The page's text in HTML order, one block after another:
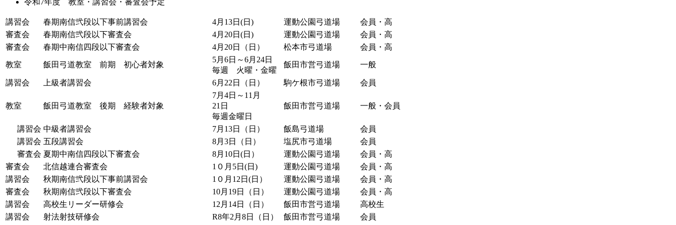
令和7年度 教室・講習会・審査会予定
講習会 春期南信弐段以下事前講習会 4月13日(日) 運動公園弓道場
会員・高
審査会
春期南信弐段以下審査会 4月20日(日) 運動公園弓道場
会員・高
審査会
春期中南信四段以下審査会 4月20日（日） 松本市弓道場 会員・高
教室 飯田弓道教室 前期 初心者対象
5月6日～6月24日
毎週 火曜・金曜
飯田市営弓道場 一般
講習会 上級者講習会 6月22日（日） 駒ケ根市弓道場 会員
教室 飯田弓道教室 後期 経験者対象
7月4日～11月
21日
毎週金曜日
飯田市営弓道場 一般・会員
講習会 中級者講習会 7月13日（日） 飯島弓道場
会員
講習会 五段講習会 8月3日（日） 塩尻市弓道場
会員
審査会 夏期中南信四段以下審査会 8月10日(日） 運動公園弓道場
会員・高
審査会
北信越連合審査会 1０月5日(日) 運動公園弓道場
会員・高
講習会
秋期南信弐段以下事前講習会 1０月12日(日） 運動公園弓道場
会員・高
審査会
秋期南信弐段以下審査会 10月19日（日） 運動公園弓道場
会員・高
講習会
高校生リーダー研修会 12月14日（日） 飯田市営弓道場
高校生
講習会
射法射技研修会 R8年2月8日（日） 飯田市営弓道場 会員